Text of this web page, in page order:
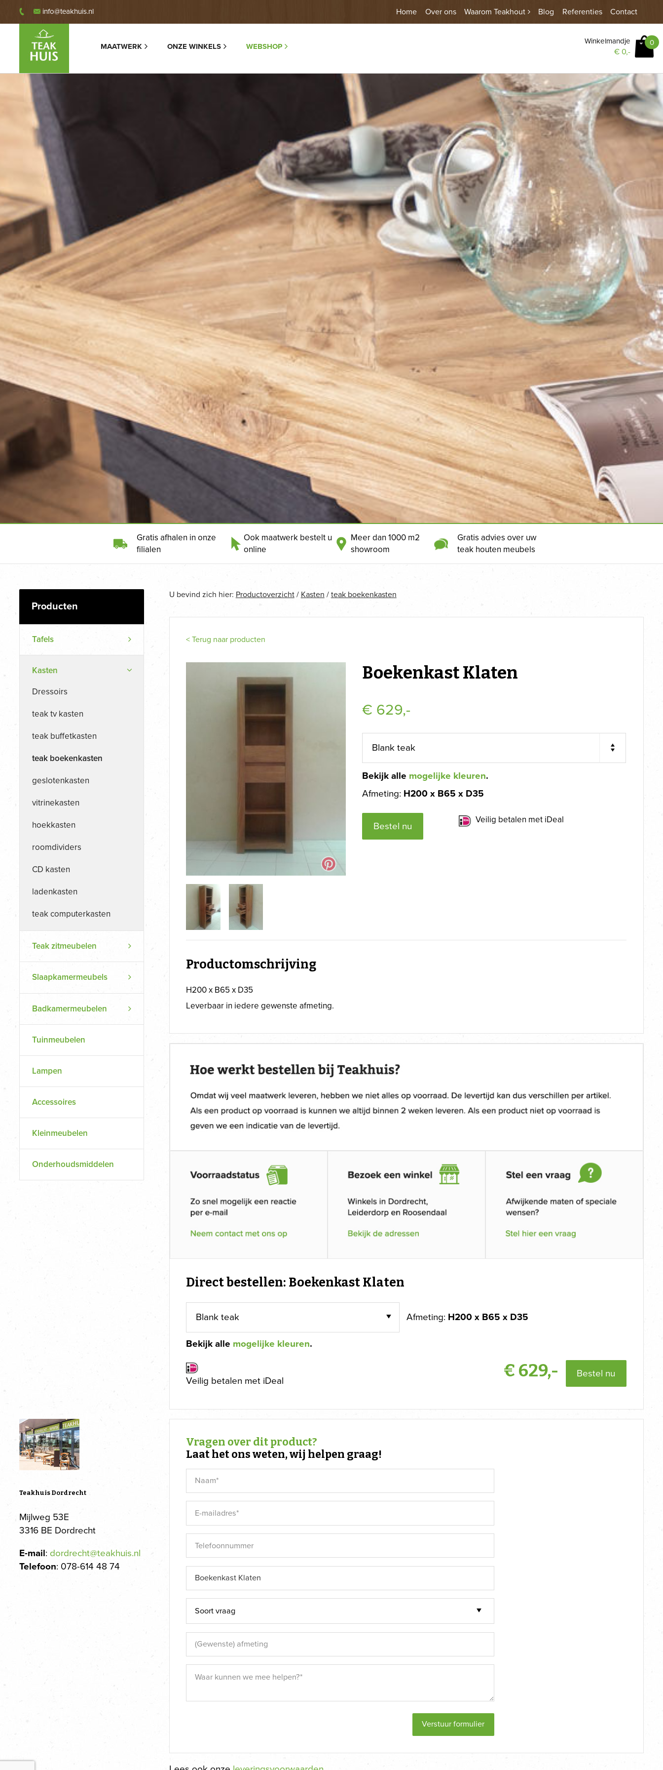
info@teakhuis.nl Home Over ons Waarom Teakhout Blog Referenties Contact
MAATWERK ONZE WINKELS WEBSHOP 0
Winkelmandje
€ 0,-
Gratis afhalen in onze
filialen
Ook maatwerk bestelt u
online
Meer dan 1000 m2
showroom
Gratis advies over uw
teak houten meubels
Tafels
Kasten
Dressoirs
teak tv kasten
teak buffetkasten
teak boekenkasten
geslotenkasten
vitrinekasten
hoekkasten
roomdividers
CD kasten
ladenkasten
teak computerkasten
Teak zitmeubelen
Slaapkamermeubels
Badkamermeubelen
Tuinmeubelen
Lampen
Accessoires
Kleinmeubelen
Onderhoudsmiddelen
U bevind zich hier: Productoverzicht/ Kasten / teak boekenkasten
< Terug naar producten
Boekenkast Klaten
€ 629,-
Bekijk alle mogelijke kleuren.
Afmeting: H200 x B65 x D35
Bestel nu
Veilig betalen met iDeal
Productomschrijving
H200 x B65 x D35
Leverbaar in iedere gewenste afmeting.
Direct bestellen: Boekenkast Klaten
Afmeting: H200 x B65 x D35
Bekijk alle mogelijke kleuren.
Veilig betalen met iDeal
€ 629,- Bestel nu
Teakhuis Dordrecht
Mijlweg 53E
3316 BE Dordrecht
E-mail: dordrecht@teakhuis.nl
Telefoon: 078-614 48 74
Vragen over dit product?
Laat het ons weten, wij helpen graag!
Verstuur formulier